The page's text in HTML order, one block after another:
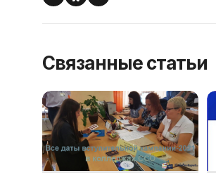
Связанные статьи